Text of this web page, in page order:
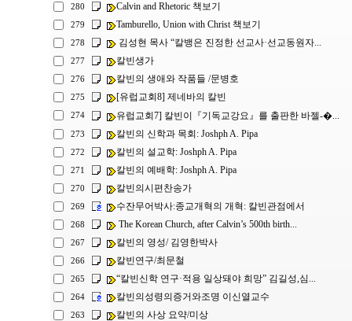
280 Calvin and Rhetoric 책보기
279 Tamburello, Union with Christ 책보기
278 김성현 목사 “칼뱅은 진정한 선교사·선교동원자...
277 칼빈생가
276 칼빈의 생애와 작품들 /문병호
275 [유럽교회8] 제네바의 칼빈
274 유럽교회7] 칼빈이『기독교강요』를 출판한 바젤-�...
273 칼빈의 신학과 목회: Joshph A. Pipa
272 칼빈의 설교학: Joshph A. Pipa
271 칼빈의 예배학: Joshph A. Pipa
270 칼빈의시편찬송가
269 수잔무어박사:종교개혁의 개혁: 칼빈관점에서
268 The Korean Church, after Calvin’s 500th birth...
267 칼빈의 영성/ 김영한박사
266 칼빈연구/최문철
265 “칼빈신학 연구·적용 일상돼야 희망” 김길성,심...
264 칼빈의성령의증거와조명 이신열교수
263 칼빈의 사상 요약/미상